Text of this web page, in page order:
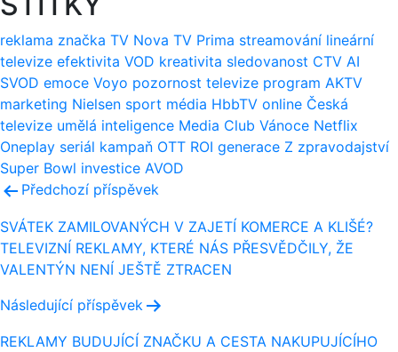
reklama značka TV Nova TV Prima streamování lineární
televize efektivita VOD kreativita sledovanost CTV AI
SVOD emoce Voyo pozornost televize program AKTV
marketing Nielsen sport média HbbTV online Česká
televize umělá inteligence Media Club Vánoce Netflix
Oneplay seriál kampaň OTT ROI generace Z zpravodajství
Super Bowl investice AVOD
Navigace
pro
příspěvek
Předchozí příspěvek
SVÁTEK ZAMILOVANÝCH V ZAJETÍ KOMERCE A KLIŠÉ?
TELEVIZNÍ REKLAMY, KTERÉ NÁS PŘESVĚDČILY, ŽE
VALENTÝN NENÍ JEŠTĚ ZTRACEN
Následující příspěvek
REKLAMY BUDUJÍCÍ ZNAČKU A CESTA NAKUPUJÍCÍHO